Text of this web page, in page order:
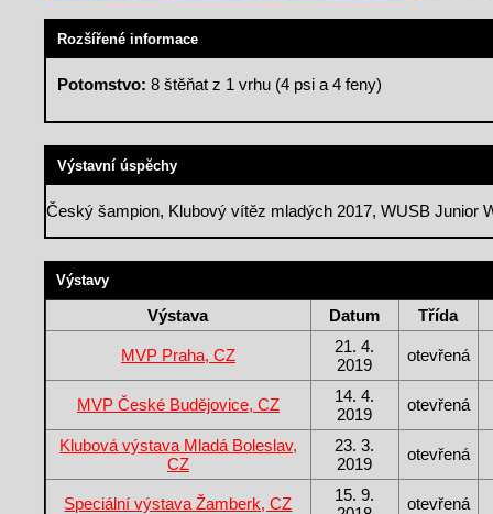
Rozšířené informace
Potomstvo: 8 štěňat z 1 vrhu (4 psi a 4 feny)
Výstavní úspěchy
Český šampion, Klubový vítěz mladých 2017, WUSB Junior
Výstavy
Výstava Datum Třída
MVP Praha, CZ
21. 4.
2019
otevřená
MVP České Budějovice, CZ
14. 4.
2019
otevřená
Klubová výstava Mladá Boleslav,
CZ
23. 3.
2019
otevřená
Speciální výstava Žamberk, CZ
15. 9.
otevřená